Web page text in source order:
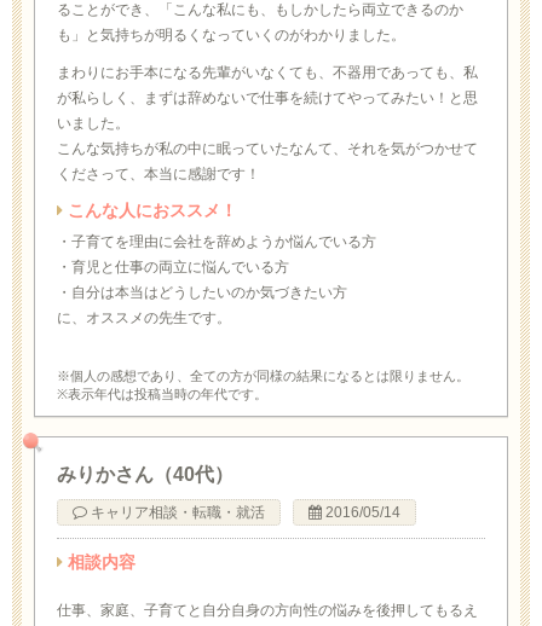
ることができ、「こんな私にも、もしかしたら両立できるのか
も」と気持ちが明るくなっていくのがわかりました。
まわりにお手本になる先輩がいなくても、不器用であっても、私
が私らしく、まずは辞めないで仕事を続けてやってみたい！と思
いました。
こんな気持ちが私の中に眠っていたなんて、それを気がつかせて
くださって、本当に感謝です！
こんな人におススメ！
・子育てを理由に会社を辞めようか悩んでいる方
・育児と仕事の両立に悩んでいる方
・自分は本当はどうしたいのか気づきたい方
に、オススメの先生です。
※個人の感想であり、全ての方が同様の結果になるとは限りません。
※表示年代は投稿当時の年代です。
みりかさん（40代）
キャリア相談・転職・就活 2016/05/14
相談内容
仕事、家庭、子育てと自分自身の方向性の悩みを後押してもるえ